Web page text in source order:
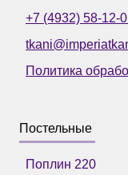
+7 (4932) 58-12-
Политика
Постельные
Поплин 220